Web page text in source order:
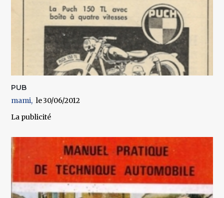
PUB
mami
30/06/2012
La publicité